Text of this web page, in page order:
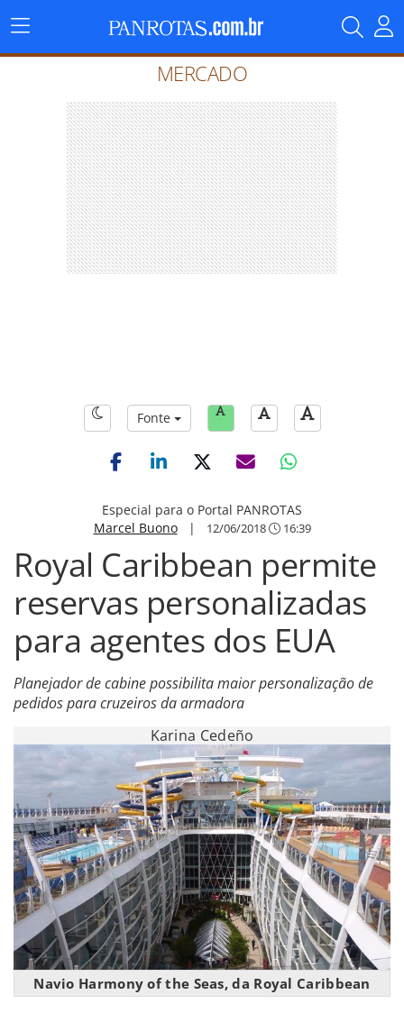
Menu
Principal
MERCADO
Fonte
Especial para o Portal PANROTAS
Marcel Buono| 12/06/2018 16:39
Royal Caribbean permite
reservas personalizadas
para agentes dos EUA
Planejador de cabine possibilita maior personalização de
pedidos para cruzeiros da armadora
Karina Cedeño
Navio Harmony of the Seas, da Royal Caribbean